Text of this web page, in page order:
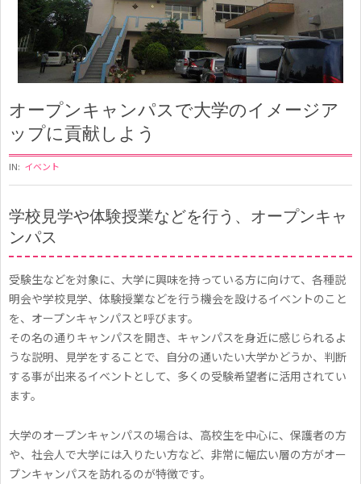
オープンキャンパスで大学のイメージア
ップに貢献しよう
IN: イベント
オ
ー
プ
ン
キ
ャ
ン
ス
で
学校見学や体験授業などを行う、オープンキャ
ンパス
受験生などを対象に、大学に興味を持っている方に向けて、各種説
明会や学校見学、体験授業などを行う機会を設けるイベントのこと
を、オープンキャンパスと呼びます。
その名の通りキャンパスを開き、キャンパスを身近に感じられるよ
うな説明、見学をすることで、自分の通いたい大学かどうか、判断
する事が出来るイベントとして、多くの受験希望者に活用されてい
ます。
大学のオープンキャンパスの場合は、高校生を中心に、保護者の方
や、社会人で大学には入りたい方など、非常に幅広い層の方がオー
プンキャンパスを訪れるのが特徴です。